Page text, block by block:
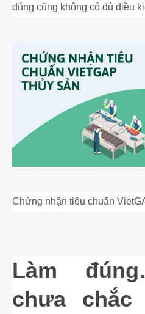
đúng cũng không có đủ điều
Chứng nhận tiêu chuẩn
Làm
chưa